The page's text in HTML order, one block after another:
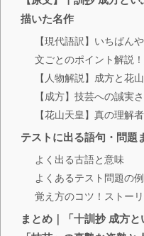
描いた名作
【現代語訳】いちばん
文ごとのポイント解説
【人物解説】成方と花
【成方】技芸への誠実
【花山天皇】真の理解
テストに出る語句・問題
よく出る古語と意味
よくあるテスト問題の例
覚え方のコツ！ストー
まとめ｜「十訓抄 成方